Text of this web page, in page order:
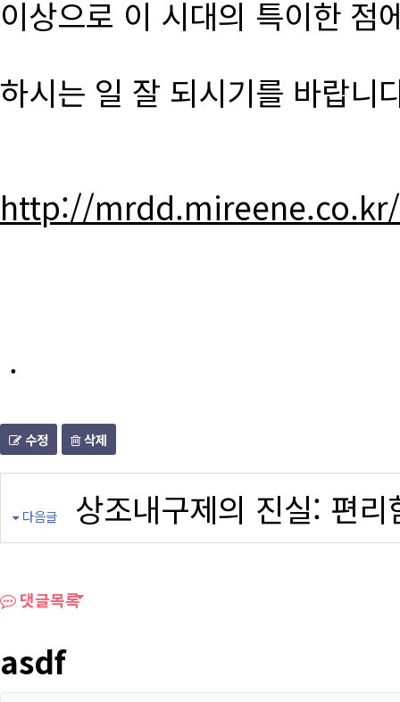
이상으로 이 시대의 특이한 점
하시는 일 잘 되시기를 바랍니
http://
.
수정 삭제
다음글 상조내구제의 진실: 편
댓글목록
asdf